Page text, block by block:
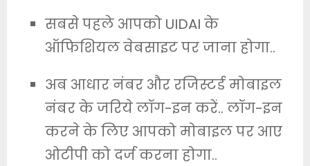
सबसे पहले आपको UIDAI के
ऑफिशियल वेबसाइट पर जाना होगा..
अब आधार नंबर और रजिस्टर्ड मोबाइल
नंबर के जरिये लॉग-इन करें.. लॉग-इन
करने के लिए आपको मोबाइल पर आए
ओटीपी को दर्ज करना होगा..